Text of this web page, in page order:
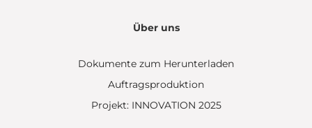
Über uns
Dokumente zum Herunterladen
Auftragsproduktion
Projekt: INNOVATION 2025